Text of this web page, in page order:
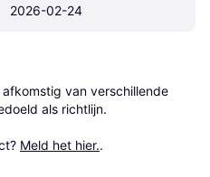
2026-02-24
van verschillende
als richtlijn.
Meld het hier..